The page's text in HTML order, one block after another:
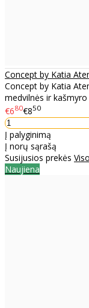
Concept by Katia
Concept by Katia
medvilnės ir
€680€850
Į palyginimą
Į norų sąrašą
Susijusios prekės
Naujiena